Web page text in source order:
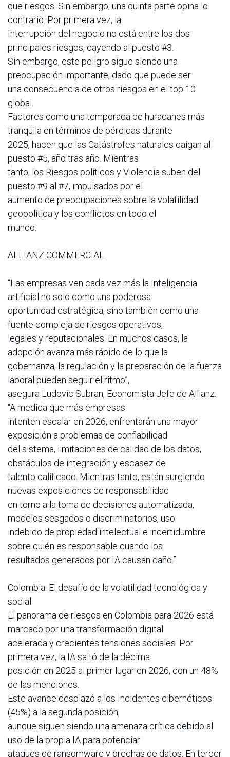
que riesgos. Sin embargo, una quinta parte opina lo
contrario. Por primera vez, la
Interrupción del negocio no está entre los dos
principales riesgos, cayendo al puesto #3.
Sin embargo, este peligro sigue siendo una
preocupación importante, dado que puede ser
una consecuencia de otros riesgos en el top 10
global.
Factores como una temporada de huracanes más
tranquila en términos de pérdidas durante
2025, hacen que las Catástrofes naturales caigan al
puesto #5, año tras año. Mientras
tanto, los Riesgos políticos y Violencia suben del
puesto #9 al #7, impulsados por el
aumento de preocupaciones sobre la volatilidad
geopolítica y los conflictos en todo el
mundo.
ALLIANZ COMMERCIAL
“Las empresas ven cada vez más la Inteligencia
artificial no solo como una poderosa
oportunidad estratégica, sino también como una
fuente compleja de riesgos operativos,
legales y reputacionales. En muchos casos, la
adopción avanza más rápido de lo que la
gobernanza, la regulación y la preparación de la fuerza
laboral pueden seguir el ritmo”,
asegura Ludovic Subran, Economista Jefe de Allianz.
“A medida que más empresas
intenten escalar en 2026, enfrentarán una mayor
exposición a problemas de confiabilidad
del sistema, limitaciones de calidad de los datos,
obstáculos de integración y escasez de
talento calificado. Mientras tanto, están surgiendo
nuevas exposiciones de responsabilidad
en torno a la toma de decisiones automatizada,
modelos sesgados o discriminatorios, uso
indebido de propiedad intelectual e incertidumbre
sobre quién es responsable cuando los
resultados generados por IA causan daño.”
Colombia: El desafío de la volatilidad tecnológica y
social
El panorama de riesgos en Colombia para 2026 está
marcado por una transformación digital
acelerada y crecientes tensiones sociales. Por
primera vez, la IA saltó de la décima
posición en 2025 al primer lugar en 2026, con un 48%
de las menciones.
Este avance desplazó a los Incidentes cibernéticos
(45%) a la segunda posición,
aunque siguen siendo una amenaza crítica debido al
uso de la propia IA para potenciar
ataques de ransomware y brechas de datos. En tercer